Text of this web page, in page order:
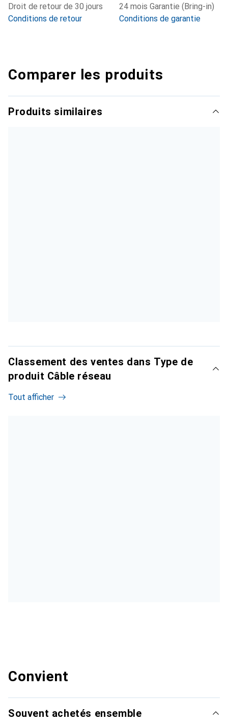
Droit de retour de 30 jours
Conditions de retour
24 mois Garantie (Bring-in)
Conditions de garantie
Comparer les produits
Produits similaires
Classement des ventes dans Type de
produit Câble réseau
Tout afficher
Convient
Souvent achetés ensemble